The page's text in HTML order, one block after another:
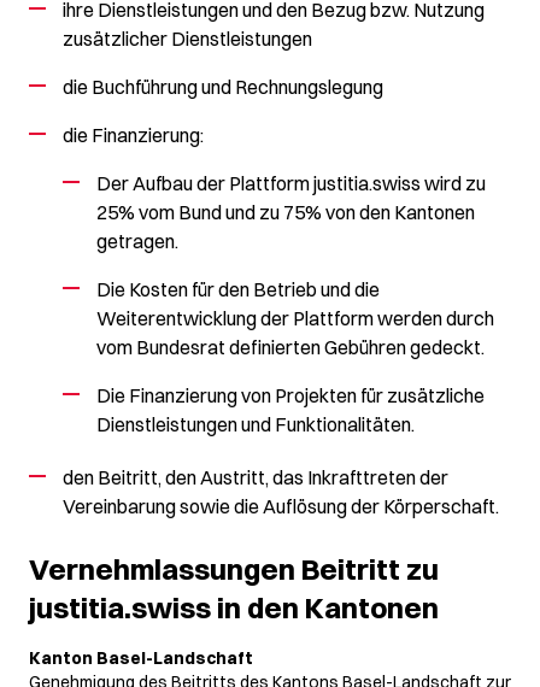
ihre Dienstleistungen und den Bezug bzw. Nutzung
zusätzlicher Dienstleistungen
die Buchführung und Rechnungslegung
die Finanzierung:
Der Aufbau der Plattform justitia.swiss wird zu
25% vom Bund und zu 75% von den Kantonen
getragen.
Die Kosten für den Betrieb und die
Weiterentwicklung der Plattform werden durch
vom Bundesrat definierten Gebühren gedeckt.
Die Finanzierung von Projekten für zusätzliche
Dienstleistungen und Funktionalitäten.
den Beitritt, den Austritt, das Inkrafttreten der
Vereinbarung sowie die Auflösung der Körperschaft.
Vernehmlassungen Beitritt zu
justitia.swiss in den Kantonen
Kanton Basel-Landschaft
Genehmigung des Beitritts des Kantons Basel-Landschaft zur